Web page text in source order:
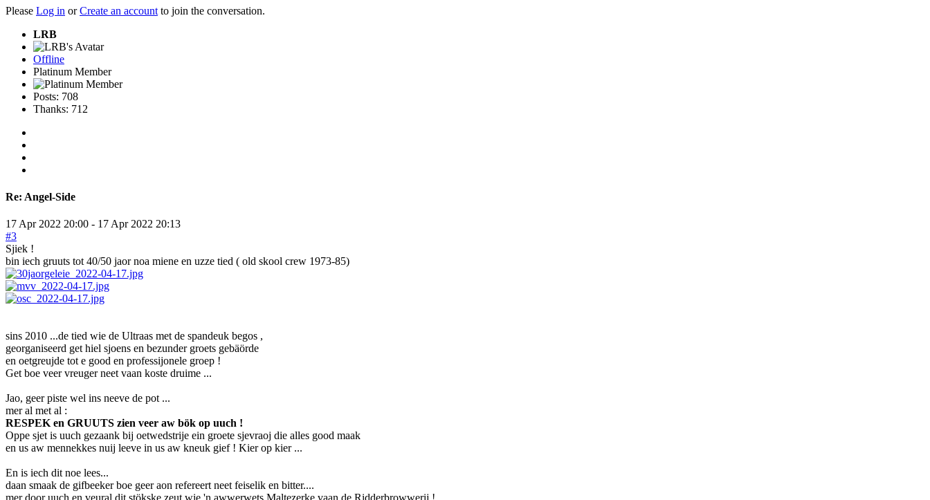
Please Log in orCreate an account to join the conversation.
LRB
Offline
Platinum Member
Posts: 708
Thanks: 712
Re: Angel-Side
17 Apr 2022 20:00 - 17 Apr 2022 20:13
#3
Sjiek !
bin iech gruuts tot 40/50 jaor noa miene en uzze tied ( old skool crew 1973-85)
sins 2010 ...de tied wie de Ultraas met de spandeuk begos ,
georganiseerd get hiel sjoens en bezunder groets gebäörde
en oetgreujde tot e good en professijonele groep !
Get boe veer vreuger neet vaan koste druime ...
Jao, geer piste wel ins neeve de pot ...
mer al met al :
RESPEK en GRUUTS zien veer aw bök op uuch !
Oppe sjet is uuch gezaank bij oetwedstrije ein groete sjevraoj die alles good maak
en us aw mennekkes nuij leeve in us aw kneuk gief ! Kier op kier ...
En is iech dit noe lees...
daan smaak de gifbeeker boe geer aon refereert neet feiselik en bitter....